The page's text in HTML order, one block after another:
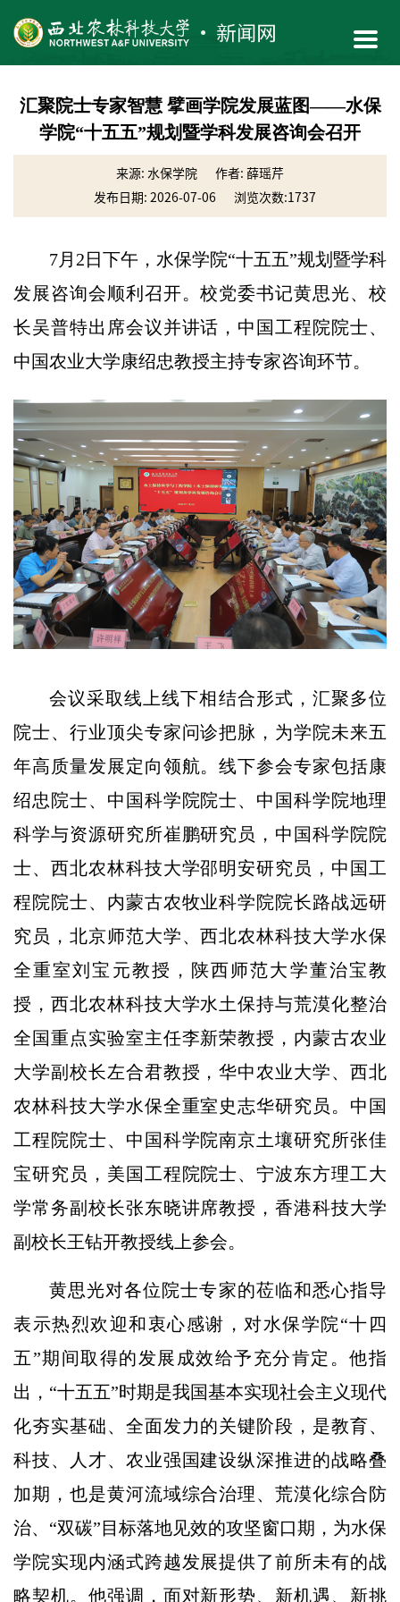
汇聚院士专家智慧 擘画学院发展蓝图——水保
学院“十五五”规划暨学科发展咨询会召开
来源: 水保学院
作者: 薛瑶芹
发布日期: 2026-07-06
浏览次数:1737
7月2日下午，水保学院“十五五”规划暨学科
发展咨询会顺利召开。校党委书记黄思光、校
长吴普特出席会议并讲话，中国工程院院士、
中国农业大学康绍忠教授主持专家咨询环节。
会议采取线上线下相结合形式，汇聚多位
院士、行业顶尖专家问诊把脉，为学院未来五
年高质量发展定向领航。线下参会专家包括康
绍忠院士、中国科学院院士、中国科学院地理
科学与资源研究所崔鹏研究员，中国科学院院
士、西北农林科技大学邵明安研究员，中国工
程院院士、内蒙古农牧业科学院院长路战远研
究员，北京师范大学、西北农林科技大学水保
全重室刘宝元教授，陕西师范大学董治宝教
授，西北农林科技大学水土保持与荒漠化整治
全国重点实验室主任李新荣教授，内蒙古农业
大学副校长左合君教授，华中农业大学、西北
农林科技大学水保全重室史志华研究员。中国
工程院院士、中国科学院南京土壤研究所张佳
宝研究员，美国工程院院士、宁波东方理工大
学常务副校长张东晓讲席教授，香港科技大学
副校长王钻开教授线上参会。
黄思光对各位院士专家的莅临和悉心指导
表示热烈欢迎和衷心感谢，对水保学院“十四
五”期间取得的发展成效给予充分肯定。他指
出，“十五五”时期是我国基本实现社会主义现代
化夯实基础、全面发力的关键阶段，是教育、
科技、人才、农业强国建设纵深推进的战略叠
加期，也是黄河流域综合治理、荒漠化综合防
治、“双碳”目标落地见效的攻坚窗口期，为水保
学院实现内涵式跨越发展提供了前所未有的战
略契机。他强调，面对新形势、新机遇、新挑